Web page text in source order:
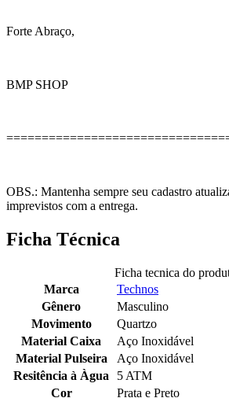
Forte Abraço,
BMP SHOP
OBS.: Mantenha sempre seu cadastro
imprevistos com a entrega.
Ficha Técnica
Ficha tecnica do
Marca
Technos
Gênero
Masculino
Movimento
Quartzo
Material Caixa
Aço Inoxidável
Material Pulseira
Aço Inoxidável
Resitência à Àgua
5 ATM
Cor
Prata e Preto